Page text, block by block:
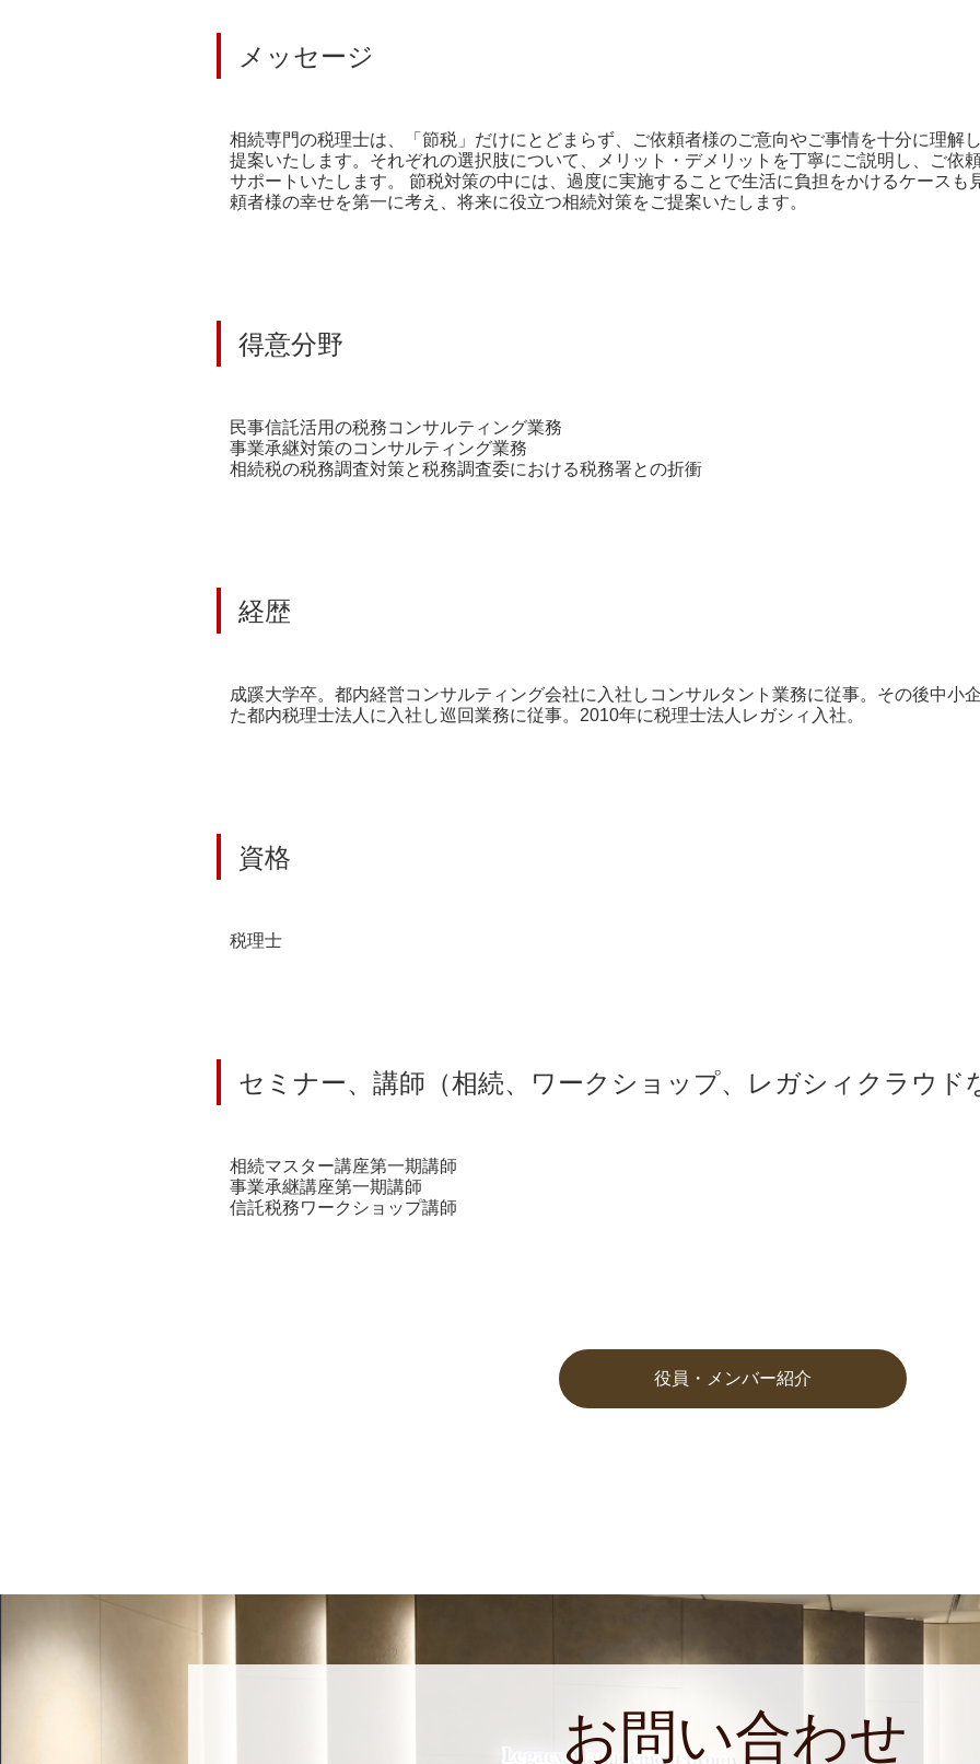
メッセージ
相続専門の税理士は、「節税」だけにとどまらず、ご依頼者様のご意向やご事情を十分に理解
提案いたします。それぞれの選択肢について、メリット・デメリットを丁寧にご説明し、ご依
サポートいたします。 節税対策の中には、過度に実施することで生活に負担をかけるケースも
頼者様の幸せを第一に考え、将来に役立つ相続対策をご提案いたします。
得意分野
民事信託活用の税務コンサルティング業務
事業承継対策のコンサルティング業務
相続税の税務調査対策と税務調査委における税務署との折衝
経歴
成蹊大学卒。都内経営コンサルティング会社に入社しコンサルタント業務に従事。その後中小
た都内税理士法人に入社し巡回業務に従事。2010年に税理士法人レガシィ入社。
資格
税理士
セミナー、講師（相続、ワークショップ、レガシィクラウド
相続マスター講座第一期講師
事業承継講座第一期講師
信託税務ワークショップ講師
役員・メンバー紹介
お問い合わせ